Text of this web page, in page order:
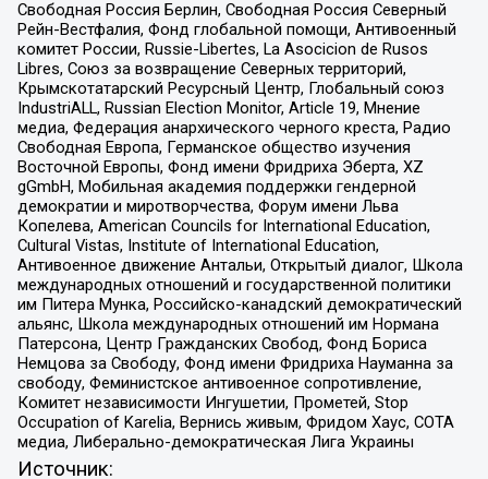
Свободная Россия Берлин, Свободная Россия Северный
Рейн-Вестфалия, Фонд глобальной помощи, Антивоенный
комитет России, Russie-Libertes, La Asocicion de Rusos
Libres, Союз за возвращение Северных территорий,
Крымскотатарский Ресурсный Центр, Глобальный союз
IndustriALL, Russian Election Monitor, Article 19, Мнение
медиа, Федерация анархического черного креста, Радио
Свободная Европа, Германское общество изучения
Восточной Европы, Фонд имени Фридриха Эберта, XZ
gGmbH, Мобильная академия поддержки гендерной
демократии и миротворчества, Форум имени Льва
Копелева, American Councils for International Education,
Cultural Vistas, Institute of International Education,
Антивоенное движение Антальи, Открытый диалог, Школа
международных отношений и государственной политики
им Питера Мунка, Российско-канадский демократический
альянс, Школа международных отношений им Нормана
Патерсона, Центр Гражданских Свобод, Фонд Бориса
Немцова за Свободу, Фонд имени Фридриха Науманна за
свободу, Феминистское антивоенное сопротивление,
Комитет независимости Ингушетии, Прометей, Stop
Occupation of Karelia, Вернись живым, Фридом Хаус, СОТА
медиа, Либерально-демократическая Лига Украины
Источник: